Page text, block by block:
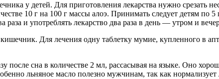
у детей. Для приготовления лекарства нужно срезать
10 г на 100 г массы алоэ. Принимать следует детям по
раза и употреблять лекарство два раза в день — утром и
кишечник. Для лечения одну таблетку мумие, купленного в
после сна в количестве 2 мл, рассасывая на языке. Оно
льняное масло полезно мужчинам, так как